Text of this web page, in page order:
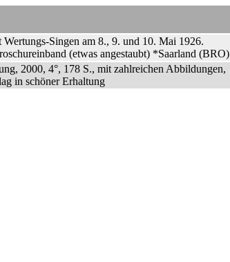
Singen am 8., 9. und 10. Mai 1926.
(etwas angestaubt) *Saarland (BRO)
2000, 4°, 178 S., mit zahlreichen Abbildungen,
in schöner Erhaltung